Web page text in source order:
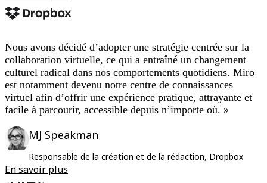
Nous avons décidé d’adopter une stratégie centrée sur la
collaboration virtuelle, ce qui a entraîné un changement
culturel radical dans nos comportements quotidiens. Miro
est notamment devenu notre centre de connaissances
virtuel afin d’offrir une expérience pratique, attrayante et
facile à parcourir, accessible depuis n’importe où. »
MJ Speakman
Responsable de la création et de la rédaction, Dropbox
En savoir plus